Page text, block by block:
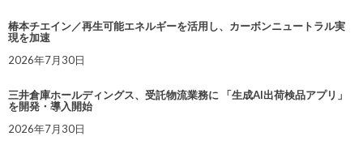
椿本チエイン／再生可能エネルギーを活用し、カーボンニュートラル実
現を加速
2026年7月30日
三井倉庫ホールディングス、受託物流業務に 「生成AI出荷検品アプリ」
を開発・導入開始
2026年7月30日